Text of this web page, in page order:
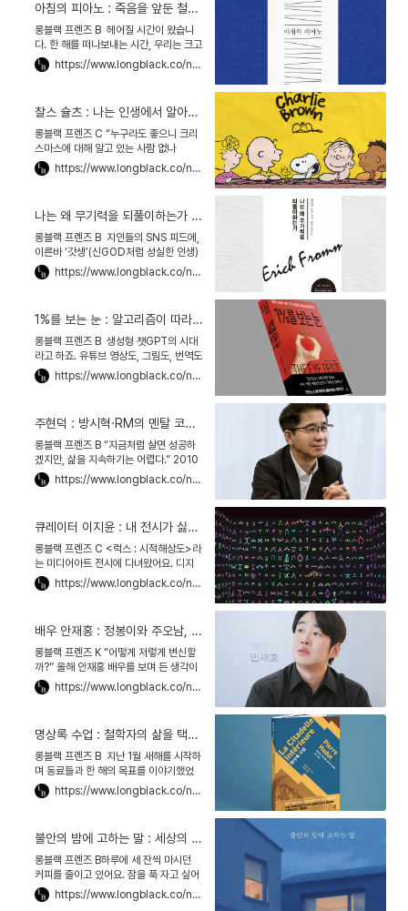
아침의 피아노 : 죽음을 앞둔 철학자가, 오늘을 찬미하며 써 내려간 메모
롱블랙 프렌즈 B 헤어질 시간이 왔습니
다. 한 해를 떠나보내는 시간, 우리는 크고
작은 이별도 하게 됩니다. 학기가 끝나고,
부서가 바뀌는 시기이니까요. 묵은해를
https://www.longblack.co/note/932
찰스 슐츠 : 나는 인생에서 알아야 할 모든 지혜를 스누피에게 배웠다
롱블랙 프렌즈 C “누구라도 좋으니 크리
스마스에 대해 알고 있는 사람 없나
요?” 스누피의 친구 찰리 브라운의 외침
이에요. 1965년 25분짜리 단편 애니메
https://www.longblack.co/note/926
나는 왜 무기력을 되풀이하는가 : 갓생 시대에, 열정에 대해 성찰하다
롱블랙 프렌즈 B 지인들의 SNS 피드에,
이른바 ‘갓생’(신GOD처럼 성실한 인생)
이라는 단어가 자주 눈에 띕니다. 요즘 청
년들은 하루를 성실히 채우고, 다이어트
https://www.longblack.co/note/920
1%를 보는 눈 : 알고리즘이 따라올 수 없는 ‘인간 지능’에 대하여
롱블랙 프렌즈 B 생성형 챗GPT의 시대
라고 하죠. 유튜브 영상도, 그림도, 번역도
챗GPT 하나면 웬만큼은 뚝딱 해낼 수 있
어요.그럼에도 인간만의 창의적인 안목이
https://www.longblack.co/note/910
주현덕 : 방시혁·RM의 멘탈 코치가 말하는, 심리학을 알아야 하는 이유
롱블랙 프렌즈 B “지금처럼 살면 성공하
겠지만, 삶을 지속하기는 어렵다.” 2010
년 방시혁 하이브 의장은 한 심리상담가
로부터 충고를 듣습니다. 방 의장은 당시
https://www.longblack.co/note/912
큐레이터 이지윤 : 내 전시가 싫어도 상관없다, 질문을 던질 수만 있다면
롱블랙 프렌즈 C <럭스 : 시적해상도>라
는 미디어아트 전시에 다녀왔어요. 디지
털 화면과 제가 하나 되는 신기한 경험을
하고 왔죠.이런 독특한 전시는 누가 기획
https://www.longblack.co/note/909
배우 안재홍 : 정봉이와 주오남, 캐릭터를 삼키기까지 걸어온 시간들
롱블랙 프렌즈 K “어떻게 저렇게 변신할
까?” 올해 안재홍 배우를 보며 든 생각이
에요. 봄에는 농구 영화 「리바운드」의 풋
풋한 코치였는데, 여름엔 「마스크걸」의
https://www.longblack.co/note/906
명상록 수업 : 철학자의 삶을 택한 황제가 남긴 말들
롱블랙 프렌즈 B 지난 1월 새해를 시작하
며 동료들과 한 해의 목표를 이야기했었
어요. 저는 “겸손한 사람이 되겠다”고 했
었습니다. 늘 배우는 자세로 경건하게 살
https://www.longblack.co/note/904
불안의 밤에 고하는 말 : 세상의 욕망을 욕망하지 말 것
롱블랙 프렌즈 B하루에 세 잔씩 마시던
커피를 줄이고 있어요. 잠을 푹 자고 싶어
서요. 한 친구는 제게 “양을 세지 말고, 내
가 가진 축복을 세라”고 권했어요. 내가
https://www.longblack.co/note/889